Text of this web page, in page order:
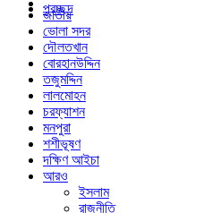
প্রচ্ছদ
জাতীয়
ভোলা সদর
দৌলতখান
বোরহানউদ্দিন
তজুমদ্দিন
লালমোহন
চরফ্যাশন
মনপুরা
শশীভূষণ
দক্ষিণ আইচা
আরও
ইসলাম
রাজনীতি